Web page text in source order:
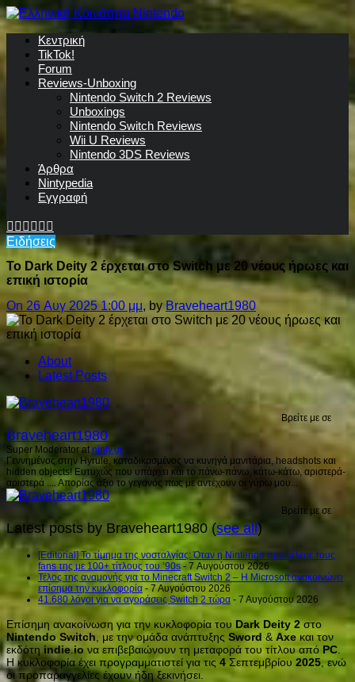
Κεντρική
TikTok!
Forum
Reviews-Unboxing
Nintendo Switch 2 Reviews
Unboxings
Nintendo Switch Reviews
Wii U Reviews
Nintendo 3DS Reviews
Άρθρα
Nintypedia
Εγγραφή
Ειδήσεις
Το Dark Deity 2 έρχεται στο Switch με 20 νέους ήρωες και
επική ιστορία
On 26 Αυγ 2025 1:00 μμ, by Braveheart1980
About
Latest Posts
Βρείτε με σε
Braveheart1980
Super Moderatorat ninty.gr
Γεννημένος στην Hyrule, καταδικασμένος να κυνηγά μανιτάρια, headshots και
hidden objects! Ευτυχώς που υπάρχει και το πάνω-πάνω, κάτω-κάτω, αριστερά-
αριστερά .... Απορίας άξιο το γεγονός πως με αντέχουν οι γύρω μου...
Βρείτε με σε
Latest posts by Braveheart1980(see all)
[Editorial] Το τίμημα της νοσταλγίας: Όταν η Nintendo προκάλεσε τους
fans της με 100+ τίτλους του ’90s- 7 Αυγούστου 2026
Τέλος της αναμονής για το Minecraft Switch 2 – Η Microsoft ανακοινώνει
επίσημα την κυκλοφορία - 7 Αυγούστου 2026
41.680 λόγοι για να αγοράσεις Switch 2 τώρα - 7 Αυγούστου 2026
Επίσημη ανακοίνωση για την κυκλοφορία του Dark Deity 2στο
Nintendo Switch , με την ομάδα ανάπτυξης Sword & Axe και τον
εκδότη indie.io να επιβεβαιώνουν τη μεταφορά του τίτλου από PC
Η κυκλοφορία έχει προγραμματιστεί για τις 4 Σεπτεμβρίου 2025, ενώ
οι προπαραγγελίες έχουν ήδη ξεκινήσει.